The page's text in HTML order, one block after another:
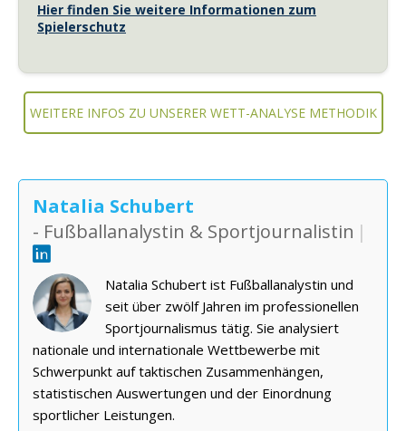
Hier finden Sie weitere Informationen zum
Spielerschutz
WEITERE INFOS ZU UNSERER WETT-ANALYSE METHODIK
Natalia Schubert
- Fußballanalystin & Sportjournalistin |
Natalia Schubert ist Fußballanalystin und
seit über zwölf Jahren im professionellen
Sportjournalismus tätig. Sie analysiert
nationale und internationale Wettbewerbe mit
Schwerpunkt auf taktischen Zusammenhängen,
statistischen Auswertungen und der Einordnung
sportlicher Leistungen.